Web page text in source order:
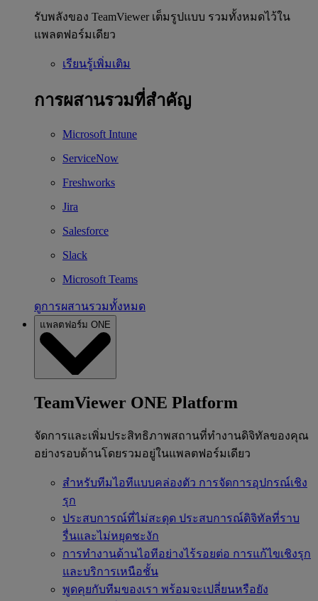
รับพลังของ TeamViewer เต็มรูปแบบ รวมทั้งหมดไว้ใน
แพลตฟอร์มเดียว
เรียนรู้เพิ่มเติม
การผสานรวมที่สำคัญ
Microsoft Intune
ServiceNow
Freshworks
Jira
Salesforce
Slack
Microsoft Teams
ดูการผสานรวมทั้งหมด
แพลตฟอร์ม ONE
TeamViewer ONE Platform
จัดการและเพิ่มประสิทธิภาพสถานที่ทำงานดิจิทัลของคุณ
อย่างรอบด้านโดยรวมอยู่ในแพลตฟอร์มเดียว
สำหรับทีมไอทีแบบคล่องตัว การจัดการอุปกรณ์เชิง
รุก
ประสบการณ์ที่ไม่สะดุด ประสบการณ์ดิจิทัลที่ราบ
รื่นและไม่หยุดชะงัก
การทำงานด้านไอทีอย่างไร้รอยต่อ การแก้ไขเชิงรุก
และบริการเหนือชั้น
พูดคุยกับทีมของเรา พร้อมจะเปลี่ยนหรือยัง